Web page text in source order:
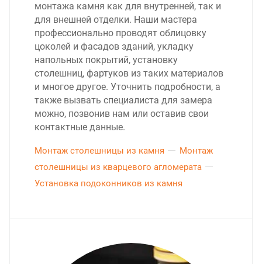
монтажа камня как для внутренней, так и
для внешней отделки. Наши мастера
профессионально проводят облицовку
цоколей и фасадов зданий, укладку
напольных покрытий, установку
столешниц, фартуков из таких материалов
и многое другое. Уточнить подробности, а
также вызвать специалиста для замера
можно, позвонив нам или оставив свои
контактные данные.
Монтаж столешницы из камня
Монтаж
столешницы из кварцевого агломерата
Установка подоконников из камня